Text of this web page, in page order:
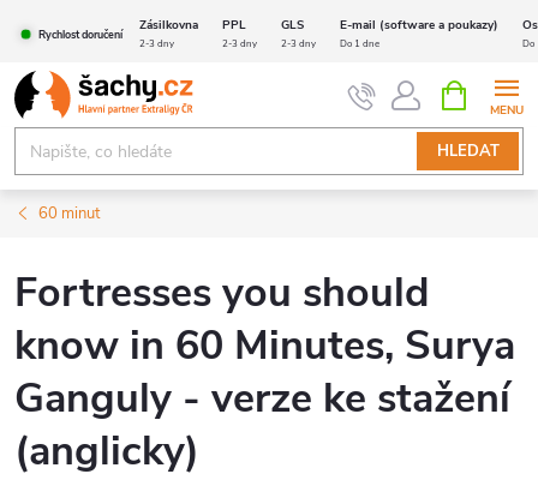
obsah
Rychlost doručení
Zásilkovna PPL GLS E-mail (software a poukazy)
2-3 dny 2-3 dny 2-3 dny Do 1 dne Do
HLEDAT
NÁKUPNÍ
KOŠÍK
60 minut
Fortresses you should
know in 60 Minutes, Surya
Ganguly - verze ke stažení
(anglicky)